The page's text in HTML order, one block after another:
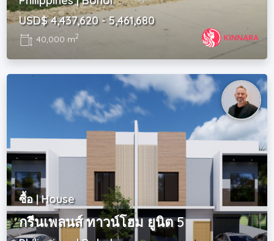
USD$ 4,437,620 - 5,461,680
40,000 m2
ซื้อ | House
กรีนเพลนส์ ทาวน์โฮม ยูนิต 5